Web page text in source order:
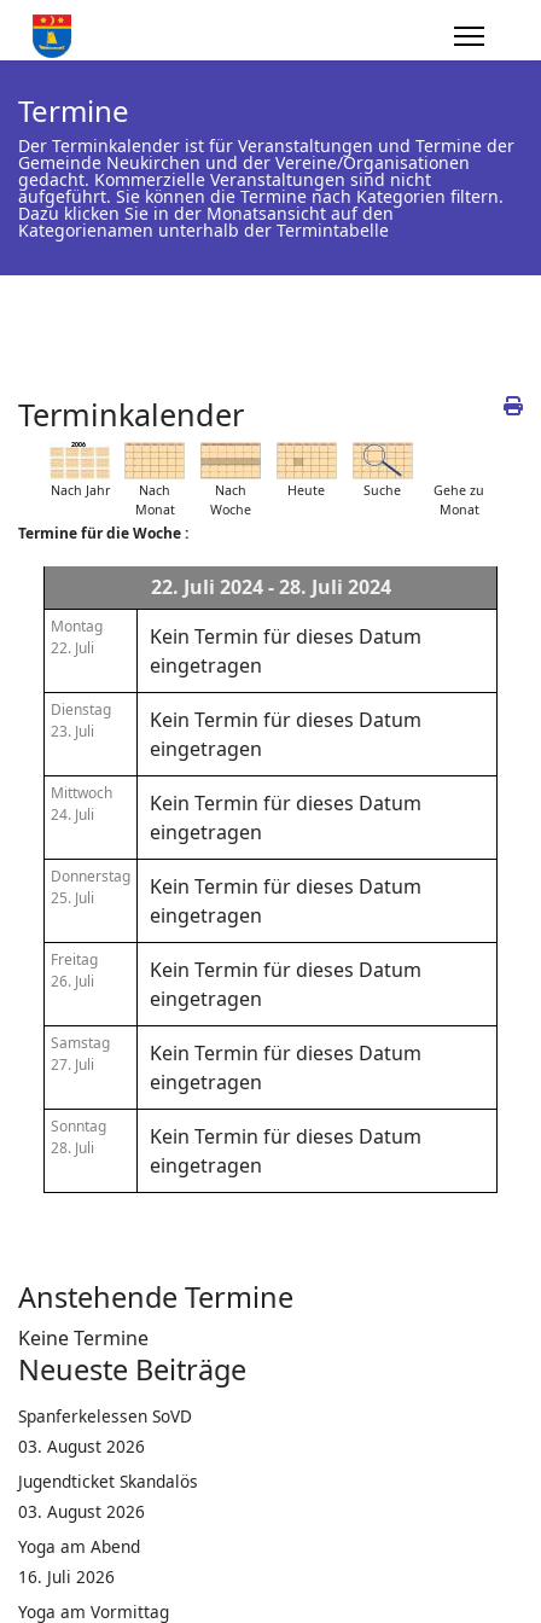
Termine
Der Terminkalender ist für Veranstaltungen und Termine der
Gemeinde Neukirchen und der Vereine/Organisationen
gedacht. Kommerzielle Veranstaltungen sind nicht
aufgeführt. Sie können die Termine nach Kategorien filtern.
Dazu klicken Sie in der Monatsansicht auf den
Kategorienamen unterhalb der Termintabelle
Terminkalender
Nach Jahr
Nach
Monat
Nach
Woche
Heute Suche
Gehe zu
Monat
Termine für die Woche :
22. Juli 2024 - 28. Juli 2024
Montag
22. Juli
Kein Termin für dieses Datum
eingetragen
Dienstag
23. Juli
Kein Termin für dieses Datum
eingetragen
Mittwoch
24. Juli
Kein Termin für dieses Datum
eingetragen
Donnerstag
25. Juli
Kein Termin für dieses Datum
eingetragen
Freitag
26. Juli
Kein Termin für dieses Datum
eingetragen
Samstag
27. Juli
Kein Termin für dieses Datum
eingetragen
Sonntag
28. Juli
Kein Termin für dieses Datum
eingetragen
Anstehende Termine
Keine Termine
Neueste Beiträge
Spanferkelessen SoVD
03. August 2026
Jugendticket Skandalös
03. August 2026
Yoga am Abend
16. Juli 2026
Yoga am Vormittag